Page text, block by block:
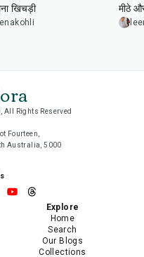
खिचड़ी मीठे
All Rights Reserved
Fourteen,
Australia, 5000
Explore
Home
Search
Our Blogs
Collections